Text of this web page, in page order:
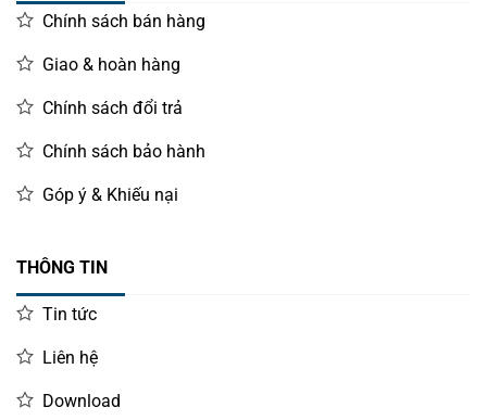
Chính sách bán hàng
Giao & hoàn hàng
Chính sách đổi trả
Chính sách bảo hành
Góp ý & Khiếu nại
THÔNG TIN
Tin tức
Liên hệ
Download